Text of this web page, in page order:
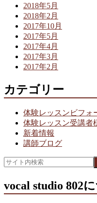
2018年5月
2018年2月
2017年10月
2017年5月
2017年4月
2017年3月
2017年2月
カテゴリー
体験レッスンビフォ
体験レッスン受講者
新着情報
講師ブログ
vocal studio 802